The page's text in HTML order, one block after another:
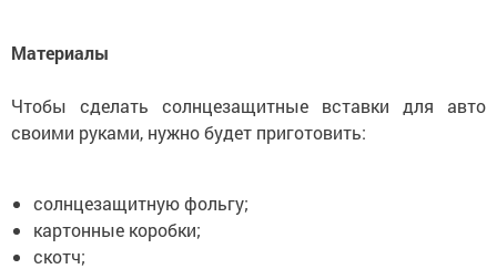
Материалы
Чтобы сделать солнцезащитные вставки для авто
своими руками, нужно будет приготовить:
солнцезащитную фольгу;
картонные коробки;
скотч;